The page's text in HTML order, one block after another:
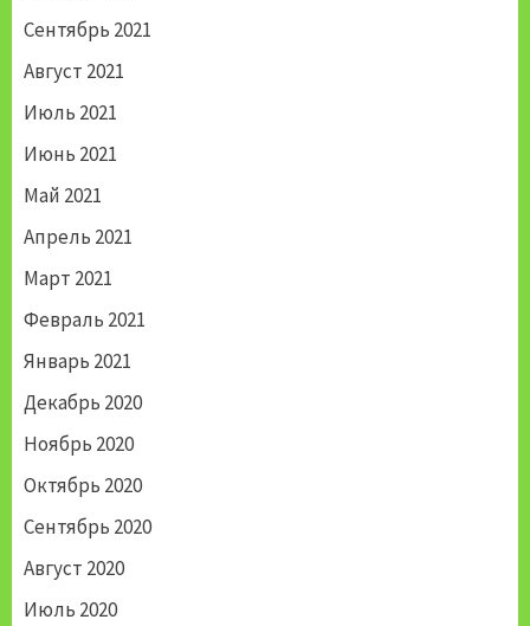
Сентябрь 2021
Август 2021
Июль 2021
Июнь 2021
Май 2021
Апрель 2021
Март 2021
Февраль 2021
Январь 2021
Декабрь 2020
Ноябрь 2020
Октябрь 2020
Сентябрь 2020
Август 2020
Июль 2020